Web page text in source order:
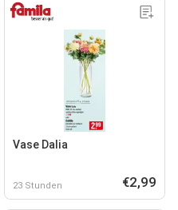
Vase Dalia
23 Stunden €2,99